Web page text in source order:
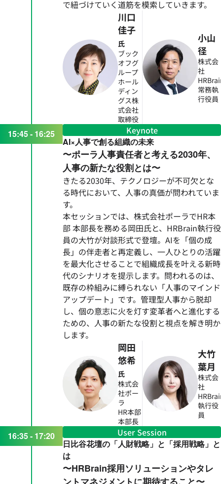
で紐づけていく道筋を模索していきます。
川口
佳子
氏
ブック
オフグ
ループ
ホール
ディン
グス株
式会社
取締役
小山
径
株式会
社
常務執
行役員
15:45 - 16:25 Keynote
AI×人事で創る組織の未来
〜ポーラ人事責任者と考える2030年、
人事の新たな役割とは〜
きたる2030年、テクノロジーが不可欠とな
る時代において、人事の真価が問われていま
す。
本セッションでは、株式会社ポーラでHR本
部 本部長を務める岡田氏と、HRBrain執行役
員の大竹が対談形式で登壇。AIを「個の成
長」の伴走者と再定義し、一人ひとりの活躍
を最大化させることで組織成長を叶える新時
代のシナリオを提示します。問われるのは、
既存の枠組みに縛られない「人事のマインド
アップデート」です。管理型人事から脱却
し、個の意志に火を灯す変革者へと進化する
ための、人事の新たな役割と視点を解き明か
します。
岡田
悠希
氏
株式会
社ポー
ラ
HR本部
本部長
大竹
葉月
株式会
社
執行役
員
16:35 - 17:20 User Session
日比谷花壇の「人財戦略」と「採用戦略」と
は
〜HRBrain採用ソリューションやタレ